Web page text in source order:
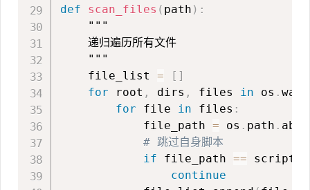
def
scan_files ( path ) :
"""
    递归遍历所有文件
    """
    file_list
= [ ]
for root , dirs , files in os .walk
for file in files :
            file_path
= os . path .
# 跳过自身脚本
if file_path ==
continue